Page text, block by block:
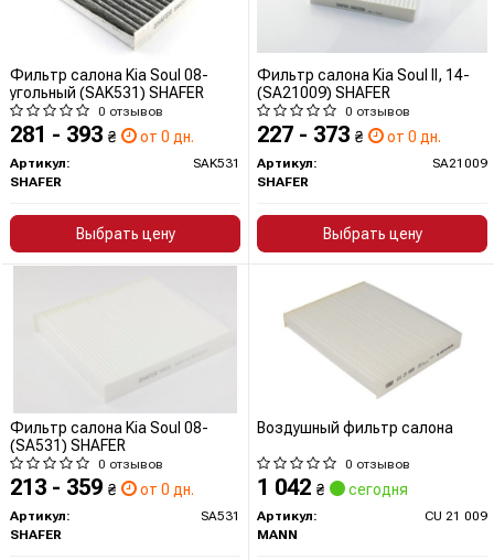
Фильтр салона Kia Soul 08-
угольный (SAK531) SHAFER
0 отзывов
281 - 393 ₴ от 0 дн.
Артикул:
SAK531
SHAFER
Выбрать цену
Фильтр салона Kia Soul II, 14-
(SA21009) SHAFER
0 отзывов
227 - 373 ₴ от 0 дн.
Артикул:
SA21009
SHAFER
Выбрать цену
Фильтр салона Kia Soul 08-
(SA531) SHAFER
0 отзывов
213 - 359 ₴ от 0 дн.
Артикул:
SA531
SHAFER
Воздушный фильтр салона
0 отзывов
1 042 ₴ сегодня
Артикул:
CU 21 009
MANN